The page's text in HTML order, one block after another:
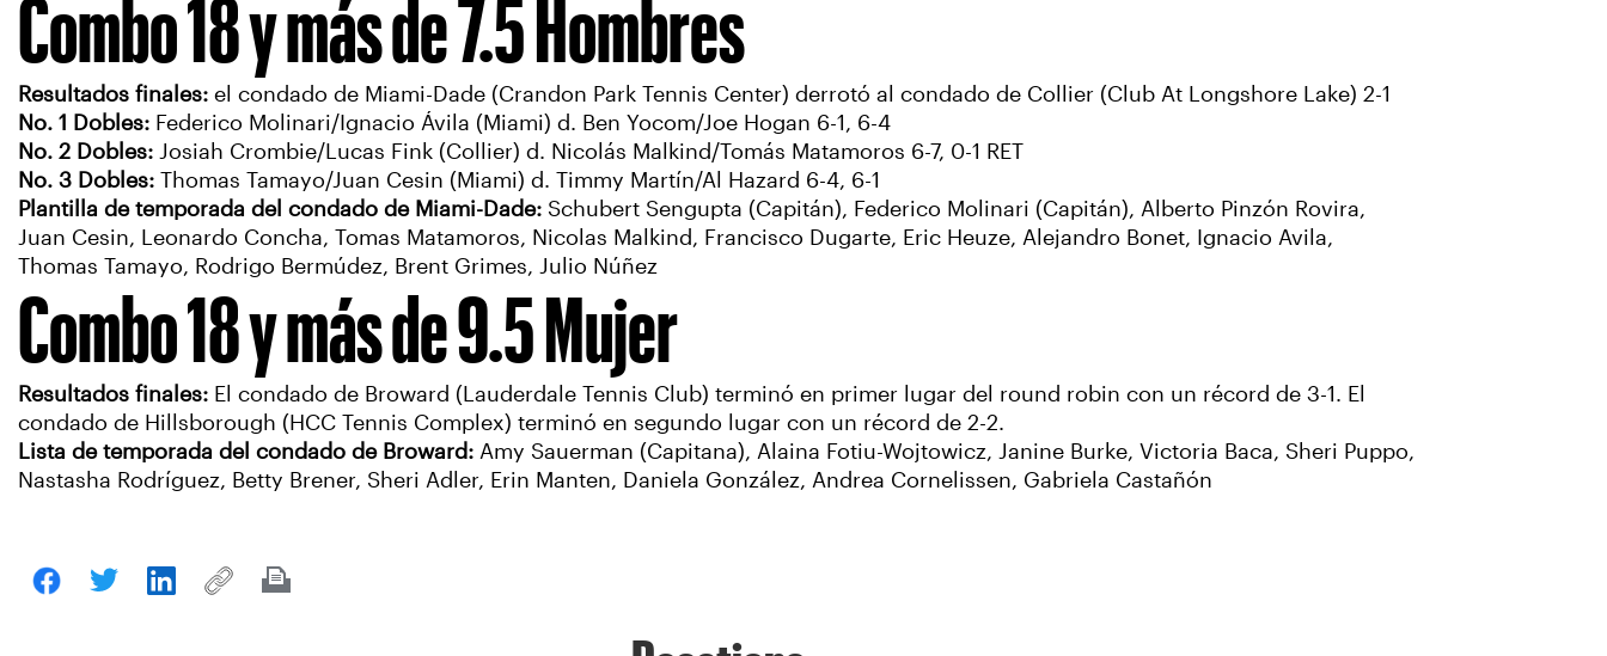
Combo 18 y más de 7.5 Hombres
Resultados finales: el condado de Miami-Dade (Crandon Park Tennis Center) derrotó al condado de Collier (Club At Longshore Lake) 2-1
No. 1 Dobles: Federico Molinari/Ignacio Ávila (Miami) d. Ben Yocom/Joe Hogan 6-1, 6-4
No. 2 Dobles: Josiah Crombie/Lucas Fink (Collier) d. Nicolás Malkind/Tomás Matamoros 6-7, 0-1 RET
No. 3 Dobles: Thomas Tamayo/Juan Cesin (Miami) d. Timmy Martín/Al Hazard 6-4, 6-1
Plantilla de temporada del condado de Miami-Dade: Schubert Sengupta (Capitán), Federico Molinari (Capitán), Alberto Pinzón Rovira,
Juan Cesin, Leonardo Concha, Tomas Matamoros, Nicolas Malkind, Francisco Dugarte, Eric Heuze, Alejandro Bonet, Ignacio Avila,
Thomas Tamayo, Rodrigo Bermúdez, Brent Grimes, Julio Núñez
Combo 18 y más de 9.5 Mujer
Resultados finales: El condado de Broward (Lauderdale Tennis Club) terminó en primer lugar del round robin con un récord de 3-1. El
condado de Hillsborough (HCC Tennis Complex) terminó en segundo lugar con un récord de 2-2.
Lista de temporada del condado de Broward: Amy Sauerman (Capitana), Alaina Fotiu-Wojtowicz, Janine Burke, Victoria Baca, Sheri Puppo,
Nastasha Rodríguez, Betty Brener, Sheri Adler, Erin Manten, Daniela González, Andrea Cornelissen, Gabriela Castañón